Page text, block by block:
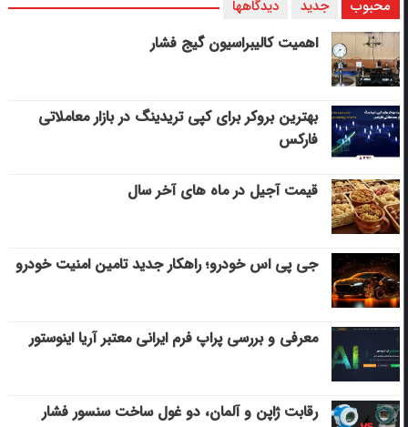
محبوب جدید دیدگاهها
اهمیت کالیبراسیون گیج فشار
بهترین بروکر برای کپی‌ تریدینگ در بازار معاملاتی
فارکس
قیمت آجیل در ماه های آخر سال
جی پی اس خودرو؛ راهکار جدید تامین امنیت خودرو
معرفی و بررسی پراپ فرم ایرانی معتبر آریا اینوستور
رقابت ژاپن و آلمان، دو غول ساخت سنسور فشار